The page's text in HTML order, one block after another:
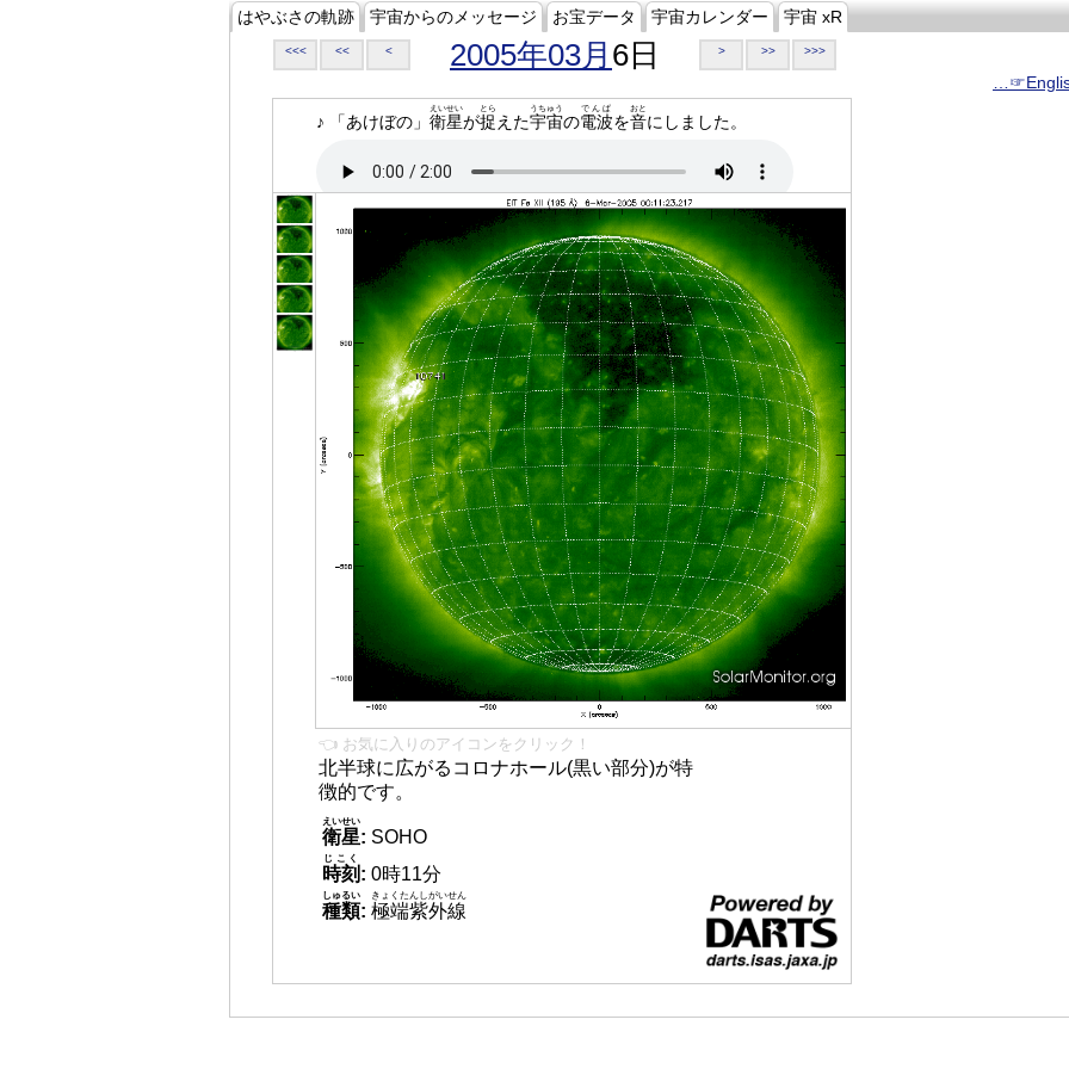
はやぶさの軌跡 宇宙からのメッセージ お宝データ 宇宙カレンダー 宇宙 xR
<<< << < 2005年03月 6日 > >> >>>
♪ 「あけぼの」 衛星
えいせい
が捉
とら
えた宇宙
うちゅう
の電波
でんぱ
を音
おと
にしました。
👈 お気に入りのアイコンをクリック！
北半球に広がるコロナホール(黒い部分)が特
徴的です。
衛星
えいせい
: SOHO
時刻
じこく
: 0時11分
種類
しゅるい
: 極端紫外線
きょくたんしがいせん